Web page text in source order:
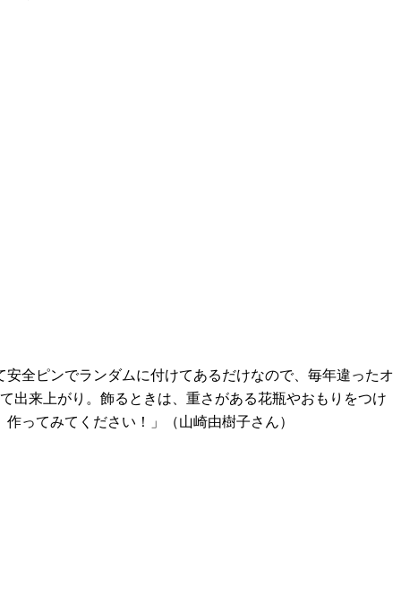
全ピンでランダムに付けてあるだけなので、毎年違ったオ
出来上がり。飾るときは、重さがある花瓶やおもりをつけ
ってみてください！」（山崎由樹子さん）